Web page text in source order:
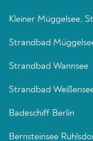
Kleiner Müggelsee,
Strandbad
Strandbad Wannsee
Strandbad
Badeschiff Berlin
Bernsteinsee